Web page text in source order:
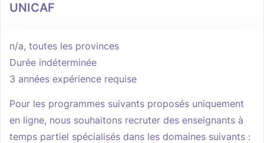
UNICAF
n/a, toutes les provinces
Durée indéterminée
3 années expérience requise
Pour les programmes suivants proposés uniquement
en ligne, nous souhaitons recruter des enseignants à
temps partiel spécialisés dans les domaines suivants :